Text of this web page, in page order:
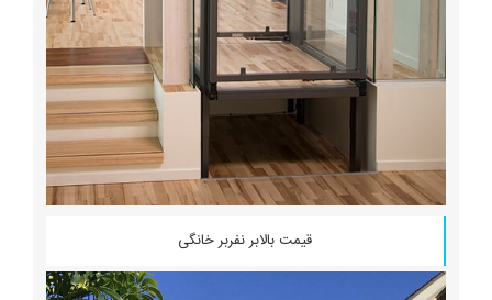
قیمت بالابر نفربر خانگی